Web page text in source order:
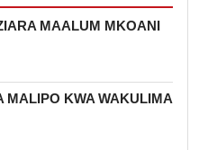
MAALUM MKOANI
MALIPO KWA WAKULIMA